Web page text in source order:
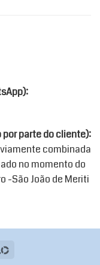
parte do cliente):
combinada
no momento do
-São João de Meriti